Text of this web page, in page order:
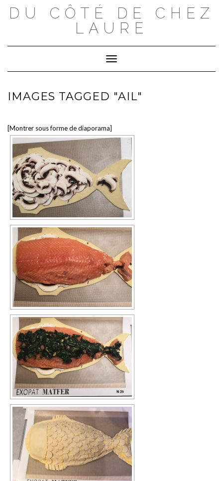
DU CÔTÉ DE CHEZ
LAURE
Toggle Navigation
IMAGES TAGGED "AIL"
[Montrer sous forme de diaporama]